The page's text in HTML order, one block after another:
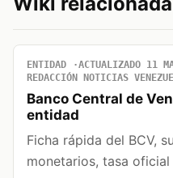
ENTIDAD ACTUALIZADO 11
REDACCIÓN NOTICIAS
Banco Central de
entidad
Ficha rápida del BCV,
monetarios, tasa